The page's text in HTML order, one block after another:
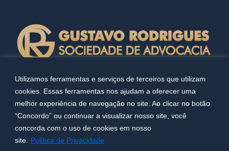
Utilizamos ferramentas e serviços de terceiros que utilizam
cookies. Essas ferramentas nos ajudam a oferecer uma
melhor experiência de navegação no site. Ao clicar no botão
“Concordo” ou continuar a visualizar nosso site, você
concorda com o uso de cookies em nosso
site.
Política de Privacidade
Copyright 2023. Todos os direitos reservados. Desenvolvido
porMW Online